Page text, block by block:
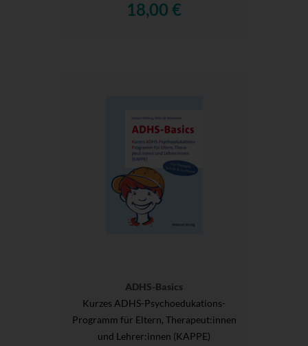
18,00 €
ADHS-Basics
Kurzes ADHS-Psychoedukations-
Programm für Eltern, Therapeut:innen
und Lehrer:innen (KAPPE)